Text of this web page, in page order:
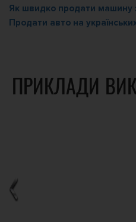
Як швидко продати машину
Продати авто на
ПРИКЛАДИ